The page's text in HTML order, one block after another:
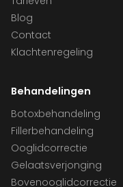
Blog
Contact
Klachtenregeling
Behandelingen
Botoxbehandeling
Fillerbehandeling
Ooglidcorrectie
Gelaatsverjonging
Bovenooglidcorrectie